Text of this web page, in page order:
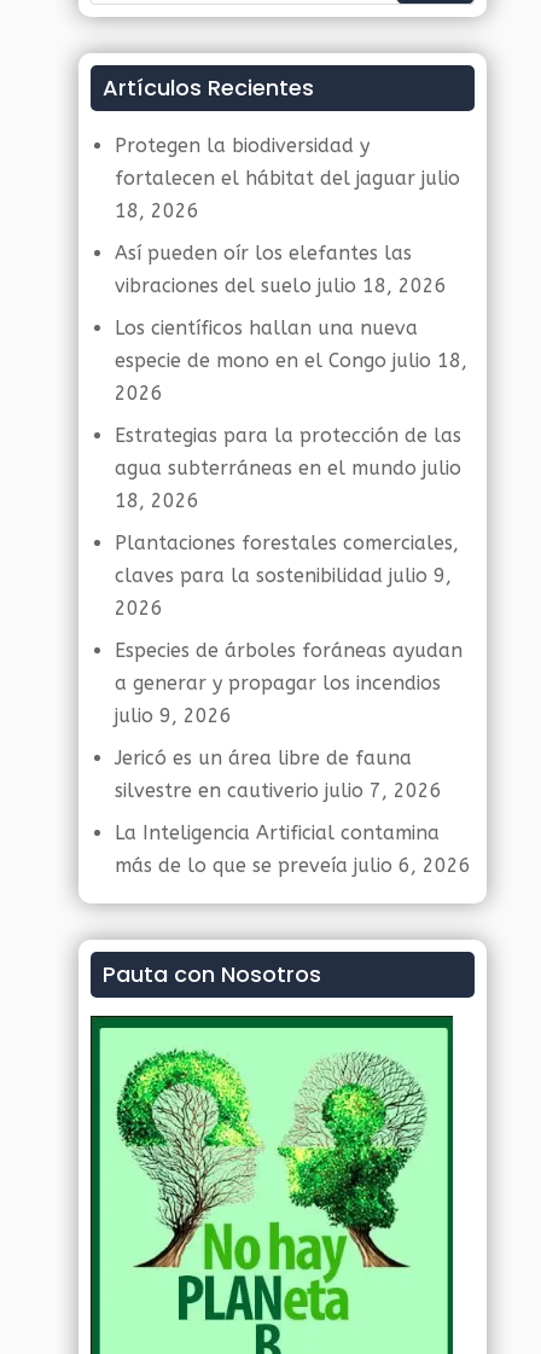
Artículos Recientes
Protegen la biodiversidad y
fortalecen el hábitat del jaguar julio
18, 2026
Así pueden oír los elefantes las
vibraciones del suelo julio 18, 2026
Los científicos hallan una nueva
especie de mono en el Congo julio 18,
2026
Estrategias para la protección de las
agua subterráneas en el mundo julio
18, 2026
Plantaciones forestales comerciales,
claves para la sostenibilidad julio 9,
2026
Especies de árboles foráneas ayudan
a generar y propagar los incendios
julio 9, 2026
Jericó es un área libre de fauna
silvestre en cautiverio julio 7, 2026
La Inteligencia Artificial contamina
más de lo que se preveía julio 6, 2026
Pauta con Nosotros